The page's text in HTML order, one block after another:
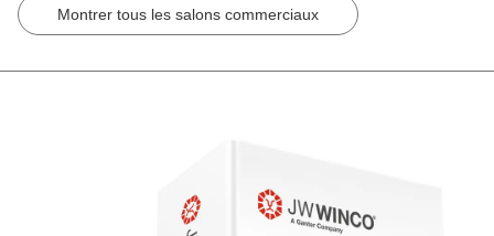
Montrer tous les salons commerciaux